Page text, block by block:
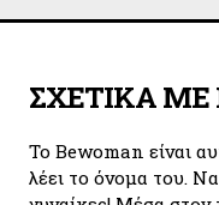
ΣΧΕΤΙΚΑ
Το Bewoman είναι
λέει το όνομα του.